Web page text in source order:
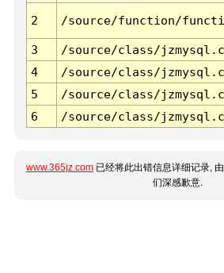
2 /source/function/
3 /source/class/
4
/source/class/
5
/source/class/
6
/source/class/
www.365jz.com 已经将此出错信息详细记录,
们深感歉意.